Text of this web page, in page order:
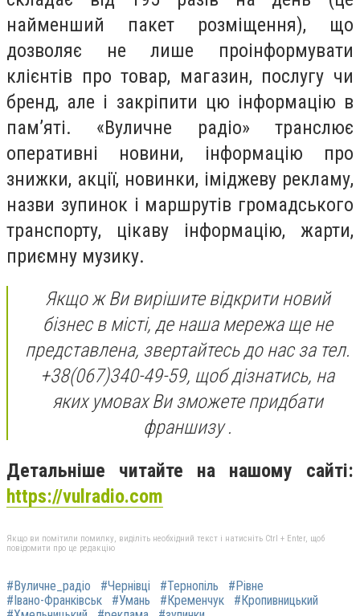
найменший пакет розміщення), що
дозволяє не лише проінформувати
клієнтів про товар, магазин, послугу чи
бренд, але і закріпити цю інформацію в
пам’яті. «Вуличне радіо» транслює
оперативні новини, інформацію про
знижки, акції, новинки, іміджеву рекламу,
назви зупинок і маршрутів громадського
транспорту, цікаву інформацію, жарти,
приємну музику.
Якщо ж Ви вирішите відкрити новий
бізнес в місті, де наша мережа ще не
представлена, звертайтесь до нас за тел.
+38(067)340-49-59, щоб дізнатись, на
яких умовах Ви зможете придбати
франшизу .
Детальніше читайте на нашому сайті:
https://vulradio.com
Якщо ви помітили помилку, виділіть необхідний текст і натисніть Ctrl + Enter, щоб
повідомити про це редакцію
#Вуличне_радіо #Чернівці #Тернопіль
#Рівне
#Івано-Франківськ
#Умань #Кременчук
#Кропивницький